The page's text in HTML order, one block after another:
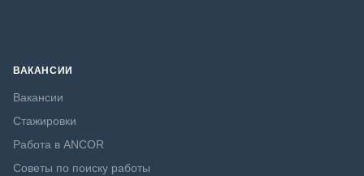
ВАКАНСИИ
Вакансии
Стажировки
Работа в ANCOR
Советы по поиску работы